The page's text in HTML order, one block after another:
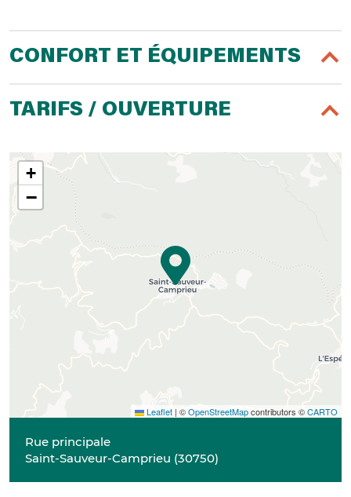
CONFORT ET ÉQUIPEMENTS
TARIFS / OUVERTURE
+
−
Leaflet | ©OpenStreetMapcontributors ©CARTO
Rue principale
Saint-Sauveur-Camprieu (30750)